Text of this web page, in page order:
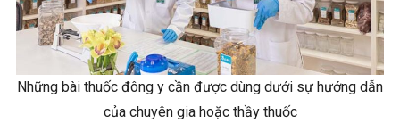
Những bài thuốc đông y cần được dùng dưới sự hướng dẫn
của chuyên gia hoặc thầy thuốc